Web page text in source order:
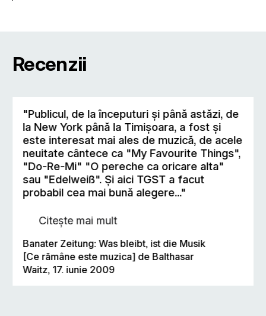
Recenzii
"Publicul, de la începuturi şi până astăzi, de
la New York până la Timişoara, a fost şi
este interesat mai ales de muzică, de acele
neuitate cântece ca "My Favourite Things",
"Do-Re-Mi" "O pereche ca oricare alta"
sau "Edelweiß". Şi aici TGST a facut
probabil cea mai bună alegere..."
Citește mai mult
Banater Zeitung: Was bleibt, ist die Musik
[Ce rămâne este muzica] de Balthasar
Waitz, 17. iunie 2009